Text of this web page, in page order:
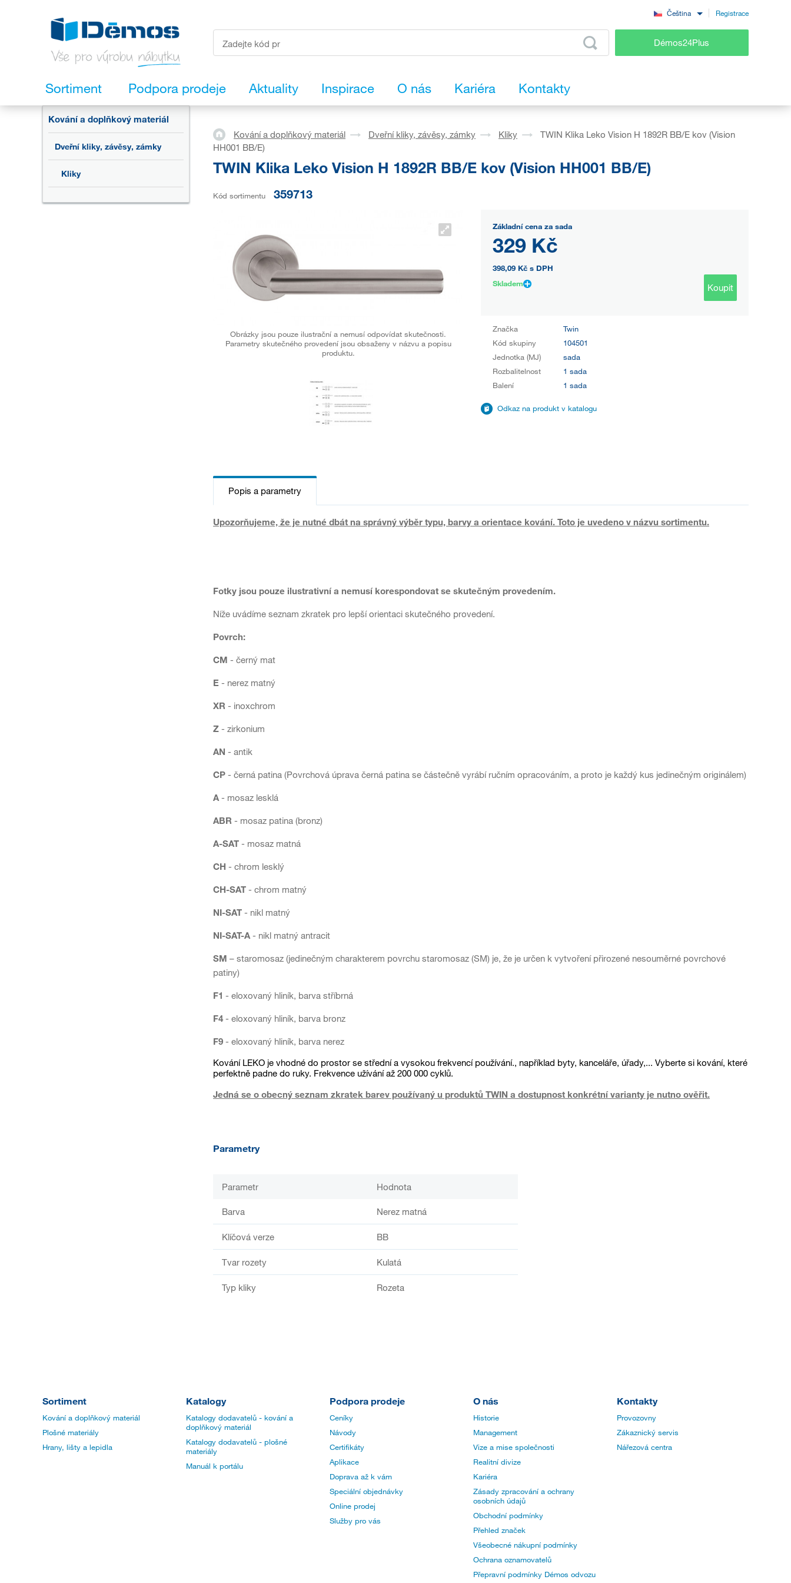
Čeština Registrace
Démos24Plus
Sortiment Podpora prodeje Aktuality Inspirace O nás Kariéra Kontakty
Kování a doplňkový materiál
Dveřní kliky, závěsy, zámky
Kliky
Kování a doplňkový materiál Dveřní kliky, závěsy, zámky Kliky
TWIN Klika Leko Vision H 1892R BB/E kov (Vision
HH001 BB/E)
TWIN Klika Leko Vision H 1892R BB/E kov (Vision HH001 BB/E)
Kód sortimentu 359713
Obrázky jsou pouze ilustrační a nemusí odpovídat skutečnosti.
Parametry skutečného provedení jsou obsaženy v názvu a popisu
produktu.
Základní cena za sada
329 Kč
398,09 Kč s DPH
Skladem
Koupit
Značka
Twin
Kód skupiny
104501
Jednotka (MJ)
sada
Rozbalitelnost
1 sada
Balení
1 sada
Odkaz na produkt v katalogu
Popis a parametry
Upozorňujeme, že je nutné dbát na správný výběr typu, barvy a orientace kování. Toto je uvedeno v názvu sortimentu.
Fotky jsou pouze ilustrativní a nemusí korespondovat se skutečným provedením.
Níže uvádíme seznam zkratek pro lepší orientaci skutečného provedení.
Povrch:
CM - černý mat
E - nerez matný
XR - inoxchrom
Z - zirkonium
AN - antik
CP - černá patina (Povrchová úprava černá patina se částečně vyrábí ručním opracováním, a proto je každý kus jedinečným originálem)
A - mosaz lesklá
ABR - mosaz patina (bronz)
A-SAT - mosaz matná
CH - chrom lesklý
CH-SAT - chrom matný
NI-SAT - nikl matný
NI-SAT-A - nikl matný antracit
SM – staromosaz (jedinečným charakterem povrchu staromosaz (SM) je, že je určen k vytvoření přirozené nesouměrné povrchové
patiny)
F1 - eloxovaný hliník, barva stříbrná
F4 - eloxovaný hliník, barva bronz
F9 - eloxovaný hliník, barva nerez
Kování LEKO je vhodné do prostor se střední a vysokou frekvencí používání., například byty, kanceláře, úřady,... Vyberte si kování, které
perfektně padne do ruky. Frekvence užívání až 200 000 cyklů.
Jedná se o obecný seznam zkratek barev používaný u produktů TWIN a dostupnost konkrétní varianty je nutno ověřit.
Parametry
Parametr Hodnota
Barva Nerez matná
Klíčová verze BB
Tvar rozety Kulatá
Typ kliky Rozeta
Sortiment
Kování a doplňkový materiál
Plošné materiály
Hrany, lišty a lepidla
Katalogy
Katalogy dodavatelů - kování a
doplňkový materiál
Katalogy dodavatelů - plošné
materiály
Manuál k portálu
Podpora prodeje
Ceníky
Návody
Certifikáty
Aplikace
Doprava až k vám
Speciální objednávky
Online prodej
Služby pro vás
O nás
Historie
Management
Vize a mise společnosti
Realitní divize
Kariéra
Zásady zpracování a ochrany
osobních údajů
Obchodní podmínky
Přehled značek
Všeobecné nákupní podmínky
Ochrana oznamovatelů
Přepravní podmínky Démos odvozu
Kontakty
Provozovny
Zákaznický servis
Nářezová centra